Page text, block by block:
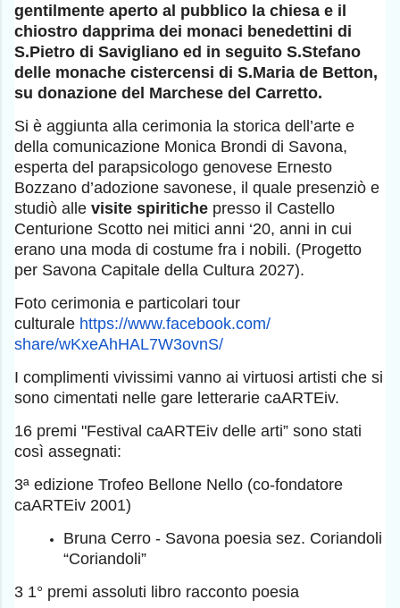
gentilmente aperto al pubblico la chiesa e il
chiostro dapprima dei monaci benedettini di
S.Pietro di Savigliano ed in seguito S.Stefano
delle monache cistercensi di S.Maria de Betton,
su donazione del Marchese del Carretto.
Si è aggiunta alla cerimonia la storica dell’arte e
della comunicazione Monica Brondi di Savona,
esperta del parapsicologo genovese Ernesto
Bozzano d’adozione savonese, il quale presenziò e
studiò alle visite spiritiche presso il Castello
Centurione Scotto nei mitici anni ‘20, anni in cui
erano una moda di costume fra i nobili. (Progetto
per Savona Capitale della Cultura 2027).
Foto cerimonia e particolari tour
culturale https://www.facebook.com/
share/wKxeAhHAL7W3ovnS/
I complimenti vivissimi vanno ai virtuosi artisti che si
sono cimentati nelle gare letterarie caARTEiv.
16 premi "Festival caARTEiv delle arti” sono stati
così assegnati:
3ª edizione Trofeo Bellone Nello (co-fondatore
caARTEiv 2001)
Bruna Cerro - Savona poesia sez. Coriandoli
“Coriandoli”
3 1° premi assoluti libro racconto poesia